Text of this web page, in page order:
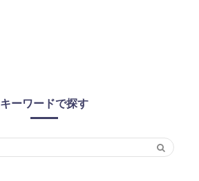
キーワードで探す